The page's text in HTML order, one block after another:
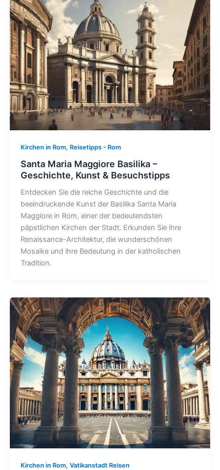
Kirchen in Rom, Reisetipps - Rom
Santa Maria Maggiore Basilika –
Geschichte, Kunst & Besuchstipps
Entdecken Sie die reiche Geschichte und die
beeindruckende Kunst der Basilika Santa Maria
Maggiore in Rom, einer der bedeutendsten
päpstlichen Kirchen der Stadt. Erkunden Sie ihre
Renaissance-Architektur, die wunderschönen
Mosaike und ihre Bedeutung in der katholischen
Tradition.
Kirchen in Rom, Vatikanstadt Reisen